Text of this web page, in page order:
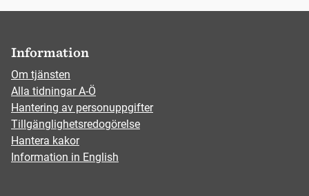
Information
Om tjänsten
Alla tidningar A-Ö
Hantering av personuppgifter
Tillgänglighetsredogörelse
Hantera kakor
Information in English